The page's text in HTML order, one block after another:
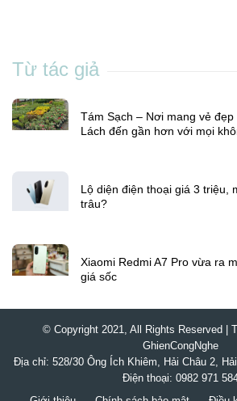
Son Anh
Tám Sạch – Nơi mang vẻ đẹp
Lộ diện điện thoại giá 3 triệu,
Xiaomi Redmi A7 Pro vừa ra
giá sốc